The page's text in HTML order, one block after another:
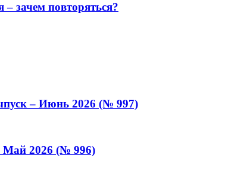
зачем повторяться?
– Июнь 2026 (№ 997)
Май 2026 (№ 996)